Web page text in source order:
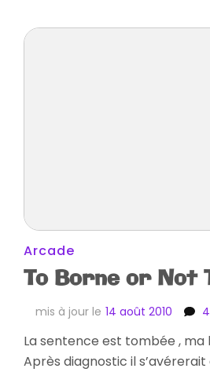
Arcade
To Borne or Not
mis à jour le 14 août 2010
La sentence est tombée , ma
Après diagnostic il